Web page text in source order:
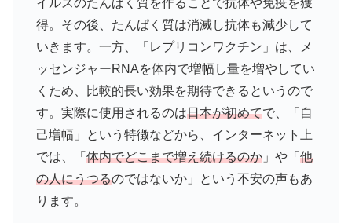
イルスのたんぱく質を作ることで抗体や免疫を獲
得。その後、たんぱく質は消滅し抗体も減少して
いきます。一方、「レプリコンワクチン」は、メ
ッセンジャーRNAを体内で増幅し量を増やしてい
くため、比較的長い効果を期待できるというので
す。実際に使用されるのは日本が初めてで、「自
己増幅」という特徴などから、インターネット上
では、「 体内でどこまで増え続けるのか」や「 他
の人にうつるのではないか」という不安の声もあ
ります。